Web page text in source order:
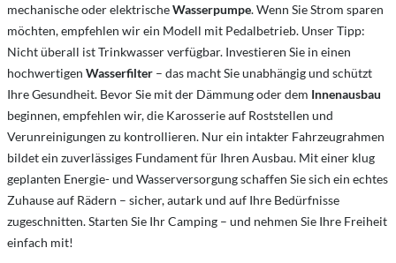
mechanische oder elektrischeWasserpumpe. Wenn Sie Strom sparen
möchten, empfehlen wir ein Modell mit Pedalbetrieb. Unser Tipp:
Nicht überall ist Trinkwasser verfügbar. Investieren Sie in einen
hochwertigen Wasserfilter – das macht Sie unabhängig und schützt
Ihre Gesundheit. Bevor Sie mit der Dämmung oder dem Innenausbau
beginnen, empfehlen wir, die Karosserie auf Roststellen und
Verunreinigungen zu kontrollieren. Nur ein intakter Fahrzeugrahmen
bildet ein zuverlässiges Fundament für Ihren Ausbau. Mit einer klug
geplanten Energie- und Wasserversorgung schaffen Sie sich ein echtes
Zuhause auf Rädern – sicher, autark und auf Ihre Bedürfnisse
zugeschnitten. Starten Sie Ihr Camping – und nehmen Sie Ihre Freiheit
einfach mit!